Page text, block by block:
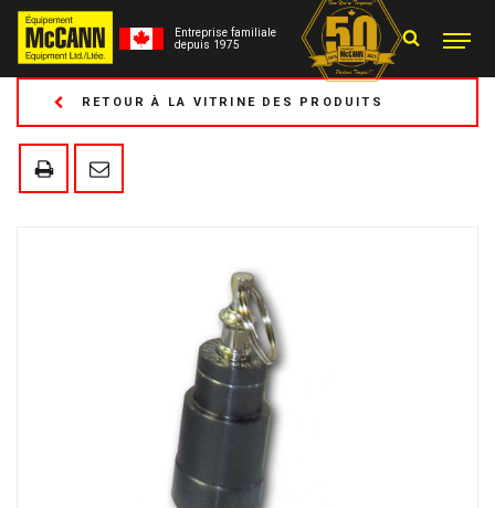
Entreprise familiale
depuis 1975
RETOUR À LA VITRINE DES PRODUITS